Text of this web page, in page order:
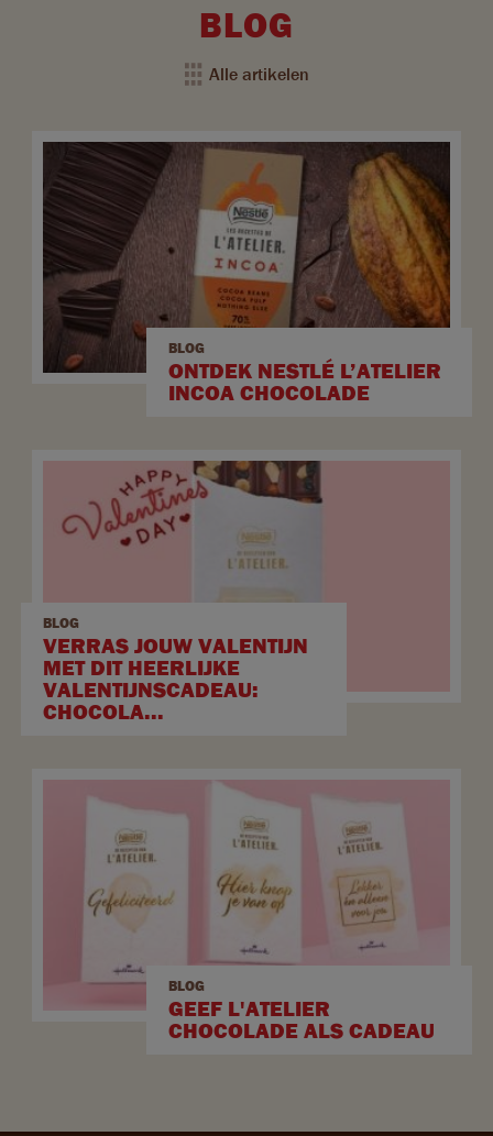
BLOG
Alle artikelen
BLOG
ONTDEK NESTLÉ L’ATELIER
INCOA CHOCOLADE
BLOG
VERRAS JOUW VALENTIJN
MET DIT HEERLIJKE
VALENTIJNSCADEAU:
CHOCOLA...
BLOG
GEEF L'ATELIER
CHOCOLADE ALS CADEAU